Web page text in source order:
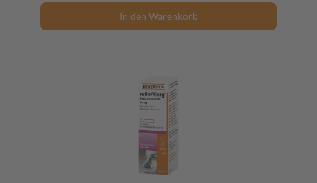
In den Warenkorb